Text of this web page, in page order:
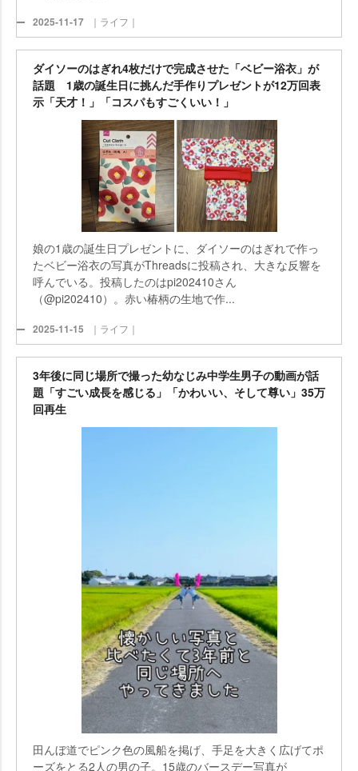
2025-11-17 ｜ライフ｜
ダイソーのはぎれ4枚だけで完成させた「ベビー浴衣」が
話題 1歳の誕生日に挑んだ手作りプレゼントが12万回表
示「天才！」「コスパもすごくいい！」
娘の1歳の誕生日プレゼントに、ダイソーのはぎれで作っ
たベビー浴衣の写真がThreadsに投稿され、大きな反響を
呼んでいる。投稿したのはpi202410さん
（@pi202410）。赤い椿柄の生地で作...
2025-11-15 ｜ライフ｜
3年後に同じ場所で撮った幼なじみ中学生男子の動画が話
題「すごい成長を感じる」「かわいい、そして尊い」35万
回再生
田んぼ道でピンク色の風船を掲げ、手足を大きく広げてポ
ーズをとる2人の男の子。15歳のバースデー写真が